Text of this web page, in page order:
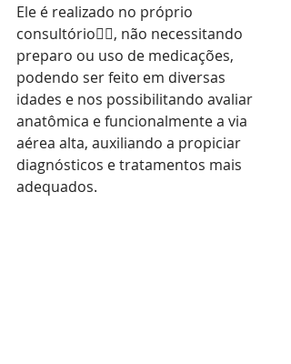
Ele é realizado no próprio
consultório👩‍⚕️, não necessitando
preparo ou uso de medicações,
podendo ser feito em diversas
idades e nos possibilitando avaliar
anatômica e funcionalmente a via
aérea alta, auxiliando a propiciar
diagnósticos e tratamentos mais
adequados.